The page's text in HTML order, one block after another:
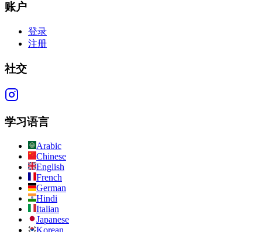
账户
登录
注册
社交
学习语言
Arabic
Chinese
English
French
German
Hindi
Italian
Japanese
Korean